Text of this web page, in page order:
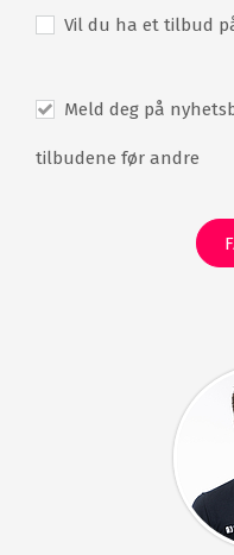
Vil du ha et tilbud
Meld deg på
tilbudene før andre